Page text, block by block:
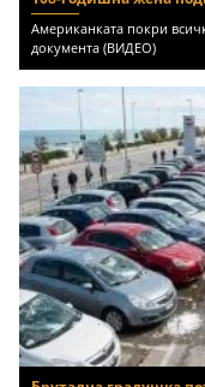
Американката покри
документа (ВИДЕО)